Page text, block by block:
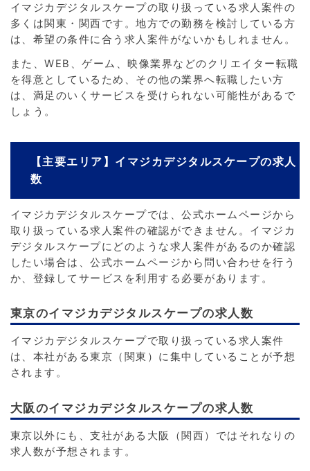
イマジカデジタルスケープの取り扱っている求人案件の
多くは関東・関西です。地方での勤務を検討している方
は、希望の条件に合う求人案件がないかもしれません。
また、WEB、ゲーム、映像業界などのクリエイター転職
を得意としているため、その他の業界へ転職したい方
は、満足のいくサービスを受けられない可能性があるで
しょう。
【主要エリア】イマジカデジタルスケープの求人
数
イマジカデジタルスケープでは、公式ホームページから
取り扱っている求人案件の確認ができません。イマジカ
デジタルスケープにどのような求人案件があるのか確認
したい場合は、公式ホームページから問い合わせを行う
か、登録してサービスを利用する必要があります。
東京のイマジカデジタルスケープの求人数
イマジカデジタルスケープで取り扱っている求人案件
は、本社がある東京（関東）に集中していることが予想
されます。
大阪のイマジカデジタルスケープの求人数
東京以外にも、支社がある大阪（関西）ではそれなりの
求人数が予想されます。